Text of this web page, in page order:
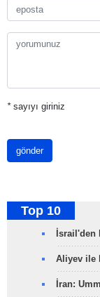
*sayıyı giriniz
gönder
Top 10
İsrail'den
Aliyev ile
İran: